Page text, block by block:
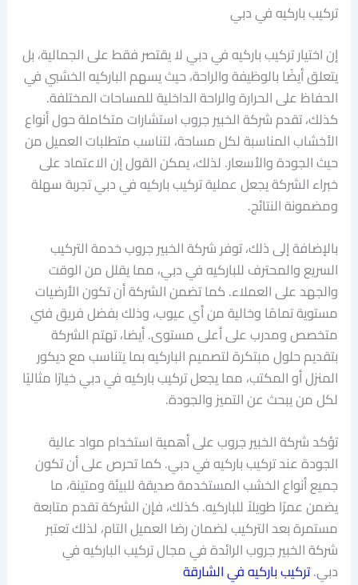
تركيب باركيه في دبي
إن اختيار تركيب باركيه في دبي لا يقتصر فقط على الجمالية، بل
يتعلق أيضًا بالوظيفة والراحة، حيث يسهم الباركيه الخشبي في
الحفاظ على الحرارة والراحة الداخلية للمساحات المختلفة.
كذلك، تقدم شركة الخبير جروب استشارات متكاملة حول أنواع
الأخشاب المناسبة لكل مساحة، لتناسب متطلبات العميل من
حيث الجودة والأسعار. لذلك، يمكن القول إن الاعتماد على
خبراء الشركة يجعل عملية تركيب باركيه في دبي تجربة سهلة
ومضمونة النتائج.
بالإضافة إلى ذلك، توفر شركة الخبير جروب خدمة التركيب
السريع والمحترف للباركيه في دبي، مما يقلل من الوقت
والجهد على العملاء. كما تضمن الشركة أن تكون الأرضيات
مستوية تمامًا وخالية من أي عيوب، وذلك بفضل فريق فني
متخصص ومدرب على أعلى مستوى. أيضا، تهتم الشركة
بتقديم حلول مبتكرة لتصميم الباركيه بما يتناسب مع ديكور
المنزل أو المكتب، مما يجعل تركيب باركيه في دبي خيارًا مثاليًا
لكل من يبحث عن التميز والجودة.
تؤكد شركة الخبير جروب على أهمية استخدام مواد عالية
الجودة عند تركيب باركيه في دبي. كما تحرص على أن تكون
جميع أنواع الخشب المستخدمة صديقة للبيئة ومتينة، ما
يضمن عمرًا طويلاً للباركيه. كذلك، فإن الشركة تقدم متابعة
مستمرة بعد التركيب لضمان رضا العميل التام، لذلك تعتبر
شركة الخبير جروب الرائدة في مجال تركيب الباركيه في
دبي.تركيب باركيه في الشارقة